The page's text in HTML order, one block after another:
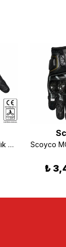
Scoyco MC58 Yazlık Motosiklet Eldiveni Kırmızı (EN-13594)
₺